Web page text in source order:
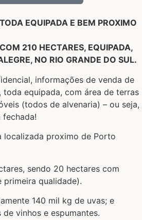
EQUIPADA E BEM PROXIMO
210 HECTARES, EQUIPADA,
NO RIO GRANDE DO SUL.
informações de venda de
toda equipada, com área de terras
(todos de alvenaria) – ou seja,
localizada proximo de Porto
sendo 20 hectares com
primeira qualidade).
140 mil kg de uvas; e
vinhos e espumantes.